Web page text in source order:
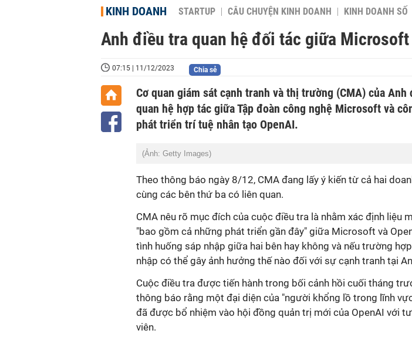
KINH DOANH STARTUP CÂU CHUYỆN KINH DOANH KINH DOANH SỐ
Anh điều tra quan hệ đối tác giữa Microsoft
07:15 | 11/12/2023 Chia sẻ
Cơ quan giám sát cạnh tranh và thị trường (CMA) của
quan hệ hợp tác giữa Tập đoàn công nghệ Microsoft và
phát triển trí tuệ nhân tạo OpenAI.
(Ảnh: Getty Images)
Theo thông báo ngày 8/12, CMA đang lấy ý kiến từ cả hai
cùng các bên thứ ba có liên quan.
CMA nêu rõ mục đích của cuộc điều tra là nhằm xác định liệu
"bao gồm cả những phát triển gần đây" giữa Microsoft và
tình huống sáp nhập giữa hai bên hay không và nếu trường
nhập có thể gây ảnh hưởng thế nào đối với sự cạnh tranh tại
Cuộc điều tra được tiến hành trong bối cảnh hồi cuối tháng
thông báo rằng một đại diện của "người khổng lồ trong lĩnh
đã được bổ nhiệm vào hội đồng quản trị mới của OpenAI với
viên.